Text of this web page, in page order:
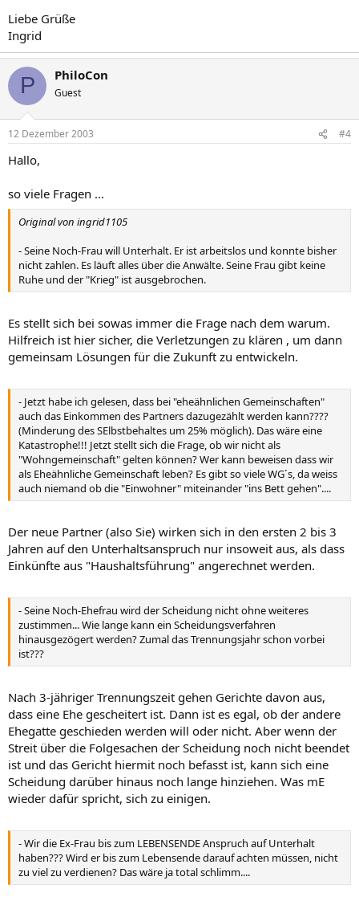
Liebe Grüße
Ingrid
P PhiloCon
Guest
12 Dezember 2003 #4
Hallo,
so viele Fragen ...
Original von ingrid1105
- Seine Noch-Frau will Unterhalt. Er ist arbeitslos und konnte bisher
nicht zahlen. Es läuft alles über die Anwälte. Seine Frau gibt keine
Ruhe und der "Krieg" ist ausgebrochen.
Es stellt sich bei sowas immer die Frage nach dem warum.
Hilfreich ist hier sicher, die Verletzungen zu klären , um dann
gemeinsam Lösungen für die Zukunft zu entwickeln.
- Jetzt habe ich gelesen, dass bei "eheähnlichen Gemeinschaften"
auch das Einkommen des Partners dazugezählt werden kann????
(Minderung des SElbstbehaltes um 25% möglich). Das wäre eine
Katastrophe!!! Jetzt stellt sich die Frage, ob wir nicht als
"Wohngemeinschaft" gelten können? Wer kann beweisen dass wir
als Eheähnliche Gemeinschaft leben? Es gibt so viele WG´s, da weiss
auch niemand ob die "Einwohner" miteinander "ins Bett gehen"....
Der neue Partner (also Sie) wirken sich in den ersten 2 bis 3
Jahren auf den Unterhaltsanspruch nur insoweit aus, als dass
Einkünfte aus "Haushaltsführung" angerechnet werden.
- Seine Noch-Ehefrau wird der Scheidung nicht ohne weiteres
zustimmen... Wie lange kann ein Scheidungsverfahren
hinausgezögert werden? Zumal das Trennungsjahr schon vorbei
ist???
Nach 3-jähriger Trennungszeit gehen Gerichte davon aus,
dass eine Ehe gescheitert ist. Dann ist es egal, ob der andere
Ehegatte geschieden werden will oder nicht. Aber wenn der
Streit über die Folgesachen der Scheidung noch nicht beendet
ist und das Gericht hiermit noch befasst ist, kann sich eine
Scheidung darüber hinaus noch lange hinziehen. Was mE
wieder dafür spricht, sich zu einigen.
- Wir die Ex-Frau bis zum LEBENSENDE Anspruch auf Unterhalt
haben??? Wird er bis zum Lebensende darauf achten müssen, nicht
zu viel zu verdienen? Das wäre ja total schlimm....